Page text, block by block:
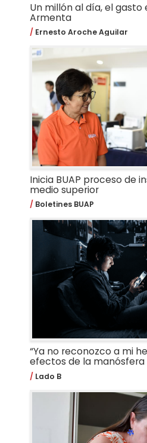
Un millón al día, el gasto
Armenta
Ernesto Aroche Aguilar
Inicia BUAP proceso de
medio superior
Boletines BUAP
“Ya no reconozco a mi
efectos de la manósfera
Lado B